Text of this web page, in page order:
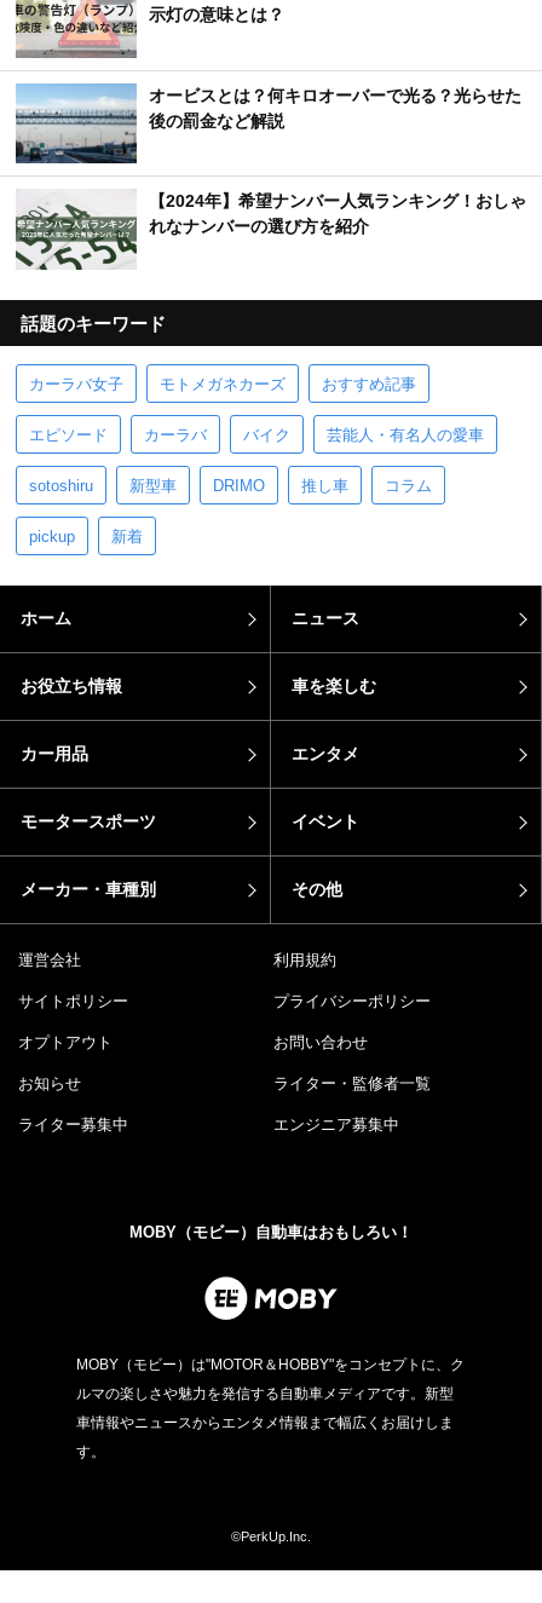
示灯の意味とは？
オービスとは？何キロオーバーで光る？光らせた
後の罰金など解説
【2024年】希望ナンバー人気ランキング！おしゃ
れなナンバーの選び方を紹介
話題のキーワード
カーラバ女子 モトメガネカーズ おすすめ記事
エピソード カーラバ バイク 芸能人・有名人の愛車
sotoshiru 新型車 DRIMO 推し車 コラム
pickup 新着
ホーム ニュース
お役立ち情報 車を楽しむ
カー用品 エンタメ
モータースポーツ イベント
メーカー・車種別 その他
運営会社 利用規約
サイトポリシー プライバシーポリシー
オプトアウト お問い合わせ
お知らせ ライター・監修者一覧
ライター募集中 エンジニア募集中
MOBY（モビー）自動車はおもしろい！
MOBY（モビー）は"MOTOR＆HOBBY"をコンセプトに、ク
ルマの楽しさや魅力を発信する自動車メディアです。新型
車情報やニュースからエンタメ情報まで幅広くお届けしま
す。
©PerkUp.Inc.